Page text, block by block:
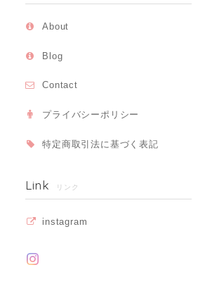
About
Blog
Contact
プライバシーポリシー
特定商取引法に基づく表記
Link リンク
instagram